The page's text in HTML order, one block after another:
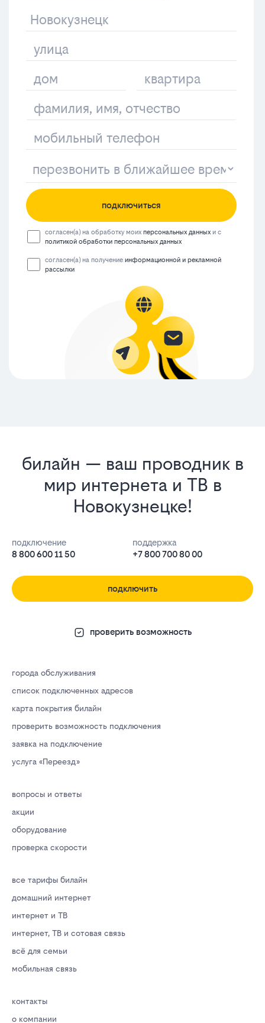
подключиться
согласен(а) на обработку моихперсональных данных и с
политикой обработки персональных данных
согласен(а) на получениеинформационной и рекламной
рассылки
билайн — ваш проводник в
мир интернета и ТВ в
Новокузнецке!
подключение
8 800 600 11 50
поддержка
+7 800 700 80 00
подключить
проверить возможность
города обслуживания
список подключенных адресов
карта покрытия билайн
проверить возможность подключения
заявка на подключение
услуга «Переезд»
вопросы и ответы
акции
оборудование
проверка скорости
все тарифы билайн
домашний интернет
интернет и ТВ
интернет, ТВ и сотовая связь
всё для семьи
мобильная связь
контакты
о компании